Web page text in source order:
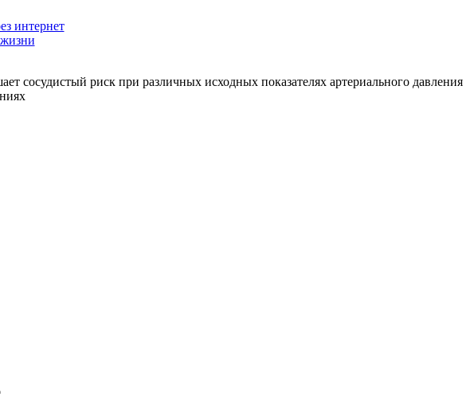
интернет
сосудистый риск при различных исходных показателях артериального давления